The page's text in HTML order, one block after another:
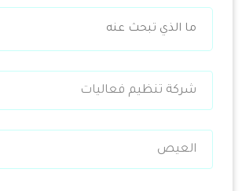
شركة تنظيم فعاليات
العيص